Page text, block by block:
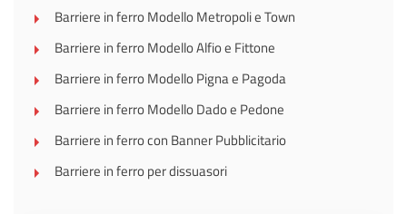
Barriere in ferro Modello Metropoli e Town
Barriere in ferro Modello Alfio e Fittone
Barriere in ferro Modello Pigna e Pagoda
Barriere in ferro Modello Dado e Pedone
Barriere in ferro con Banner Pubblicitario
Barriere in ferro per dissuasori